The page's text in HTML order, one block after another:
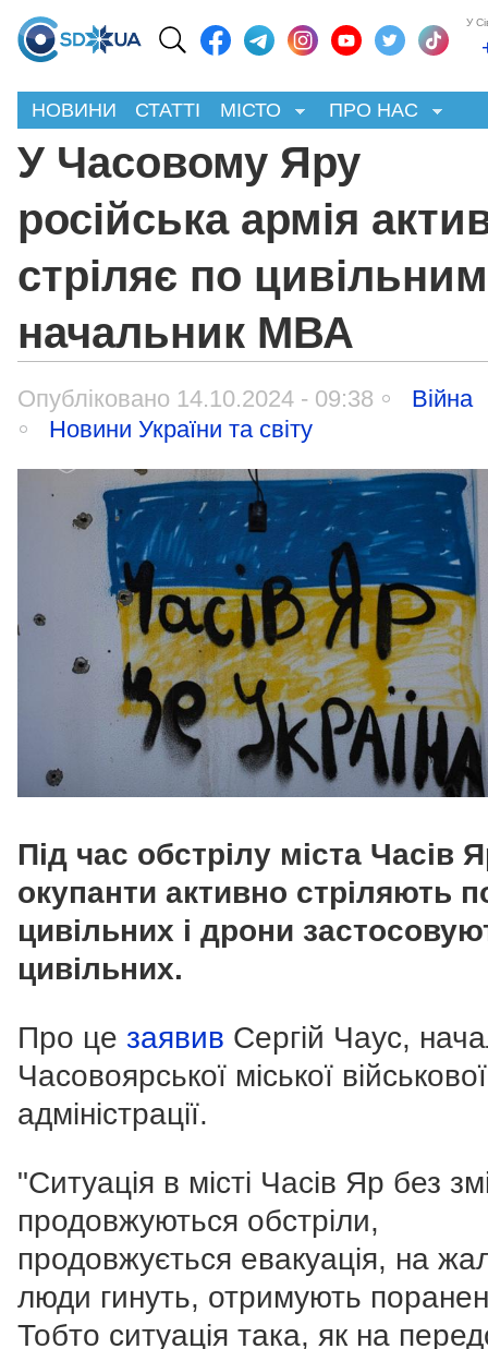
У
НОВИНИ СТАТТІ МІСТО ПРО НАС
У Часовому Яру
російська армія
стріляє по
начальник МВА
Опубліковано 14.10.2024 - 09:38
Війна
Новини України та світу
Під час обстрілу міста Часів
окупанти активно стріляють
цивільних і дрони
цивільних.
Про це заявив Сергій Чаус,
Часовоярської міської військової
адміністрації.
"Ситуація в місті Часів Яр без
продовжуються обстріли,
продовжується евакуація, на
люди гинуть, отримують
Тобто ситуація така, як на